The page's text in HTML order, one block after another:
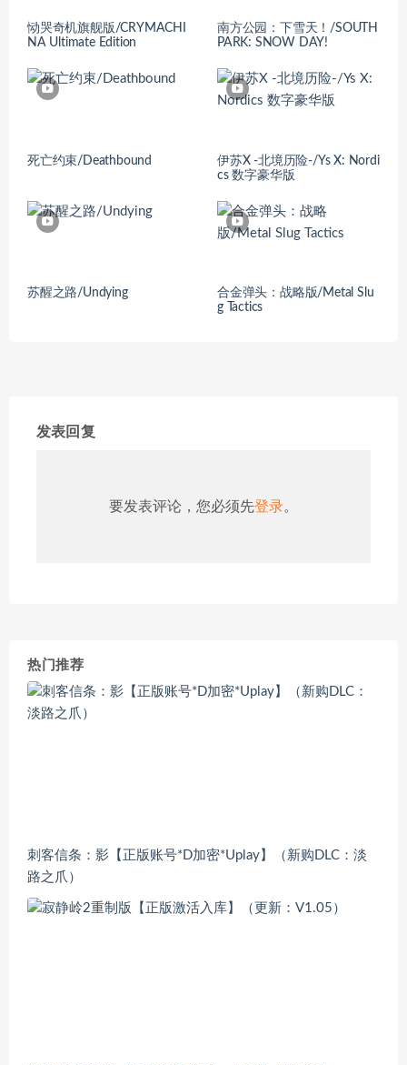
恸哭奇机旗舰版/CRYMACHI
NA Ultimate Edition
南方公园：下雪天！/SOUTH
PARK: SNOW DAY!
死亡约束/Deathbound
伊苏X -北境历险-/Ys X: Nordi
cs 数字豪华版
苏醒之路/Undying
合金弹头：战略版/Metal Slu
g Tactics
发表回复
要发表评论，您必须先登录。
热门推荐
刺客信条：影【正版账号*D加密*Uplay】（新购DLC：淡
路之爪）